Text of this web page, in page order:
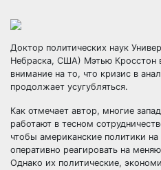
Доктор политических наук
Небраска, США) Мэтью Кросстон
внимание на то, что кризис в
продолжает усугубляться.
Как отмечает автор, многие
работают в тесном
чтобы американские политики
оперативно реагировать на
Однако их политические,